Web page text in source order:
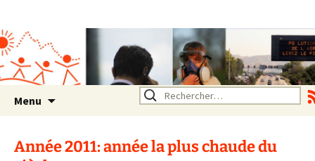
Rhône Alpes
Un environnement sain pour
la santé de tous
Menu Rechercher :
Année 2011: année la plus chaude du